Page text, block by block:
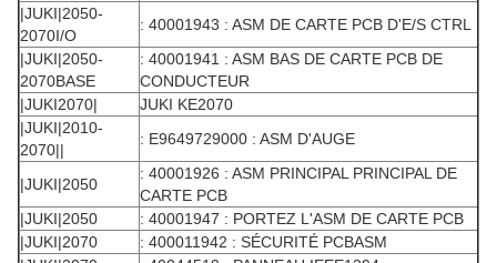
|JUKI|2050-
2070I/O
: 40001943 : ASM DE CARTE PCB D'E/S CTRL
|JUKI|2050-
2070BASE
: 40001941 : ASM BAS DE CARTE PCB DE
CONDUCTEUR
|JUKI2070|
JUKI KE2070
|JUKI|2010-
2070||
: E9649729000 : ASM D'AUGE
|JUKI|2050
: 40001926 : ASM PRINCIPAL PRINCIPAL DE
CARTE PCB
|JUKI|2050
: 40001947 : PORTEZ L'ASM DE CARTE PCB
|JUKI|2070
: 400011942 : SÉCURITÉ PCBASM